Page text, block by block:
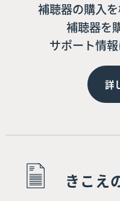
補聴器の購入を
補聴器を
サポート情報
詳
きこえ